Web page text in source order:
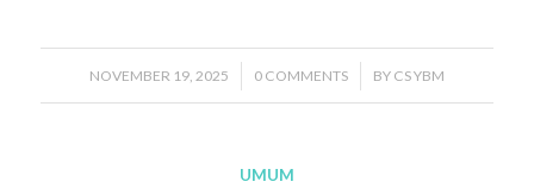
NOVEMBER 19, 2025
/ 0 COMMENTS
/ BY CS YBM
UMUM